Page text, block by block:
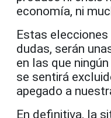
economía, ni
Estas elecciones
dudas, serán
en las que
se sentirá
apegado a
En definitiva, la